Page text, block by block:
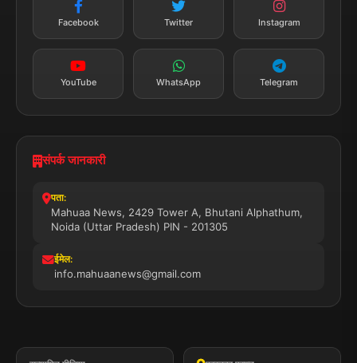
सब्सक्राइब करें
Facebook Twitter Instagram
YouTube WhatsApp Telegram
संपर्क जानकारी
पता:
Mahuaa News, 2429 Tower A, Bhutani Alphathum,
Noida (Uttar Pradesh) PIN - 201305
ईमेल:
info.mahuaanews@gmail.com